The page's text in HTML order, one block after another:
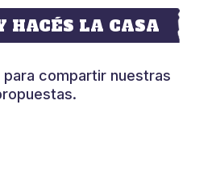
HACÉS LA CASA
compartir nuestras